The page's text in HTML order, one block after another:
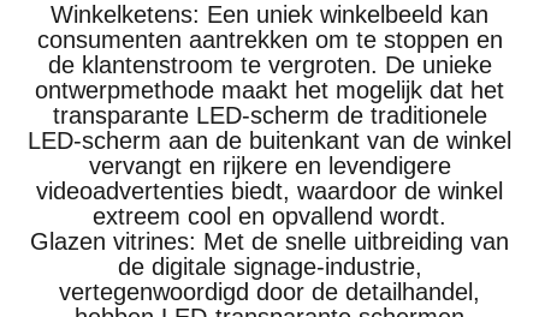
Winkelketens: Een uniek winkelbeeld kan
consumenten aantrekken om te stoppen en
de klantenstroom te vergroten. De unieke
ontwerpmethode maakt het mogelijk dat het
transparante LED-scherm de traditionele
LED-scherm aan de buitenkant van de winkel
vervangt en rijkere en levendigere
videoadvertenties biedt, waardoor de winkel
extreem cool en opvallend wordt.
Glazen vitrines: Met de snelle uitbreiding van
de digitale signage-industrie,
vertegenwoordigd door de detailhandel,